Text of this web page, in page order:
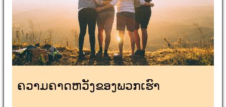
ຄວາມຄາດຫວັງຂອງພວກເຮົາ